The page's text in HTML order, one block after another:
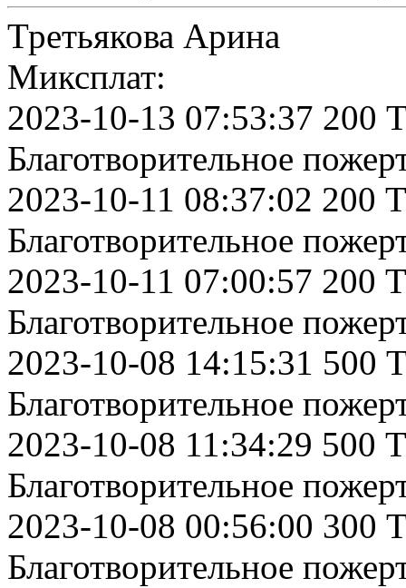
Третьякова Арина
Миксплат:
2023-10-13 07:53:37 200
Благотворительное
2023-10-11 08:37:02 200
Благотворительное
2023-10-11 07:00:57 200
Благотворительное
2023-10-08 14:15:31 500
Благотворительное
2023-10-08 11:34:29 500
Благотворительное
2023-10-08 00:56:00 300
Благотворительное